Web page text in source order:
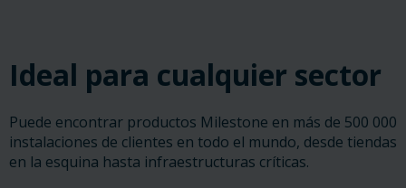
Ideal para cualquier sector
Puede encontrar productos Milestone en más de 500 000
instalaciones de clientes en todo el mundo, desde tiendas
en la esquina hasta infraestructuras críticas.